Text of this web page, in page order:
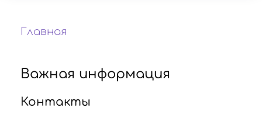
Главная
Важная информация
Контакты